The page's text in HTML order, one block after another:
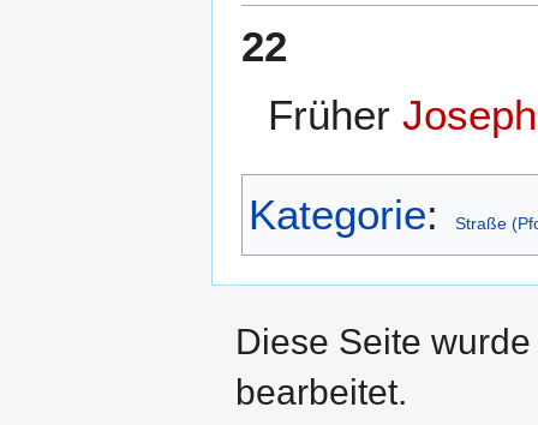
22
Früher
Kategorie: Straße
Diese Seite
bearbeitet.